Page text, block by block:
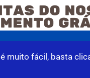
muito fácil, basta